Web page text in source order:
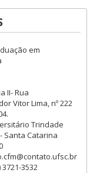
em
II- Rua
Vitor Lima, nº 222
Trindade
Santa Catarina
3532